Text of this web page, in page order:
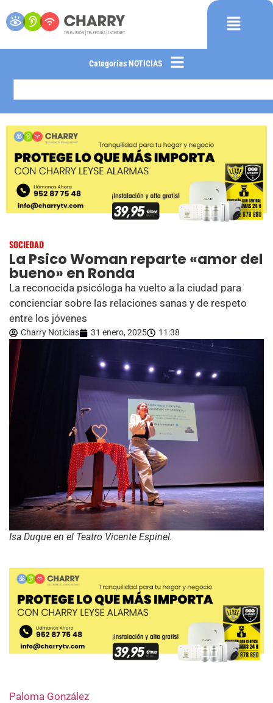
Categorías NOTICIAS
SOCIEDAD
La Psico Woman reparte «amor del
bueno» en Ronda
La reconocida psicóloga ha vuelto a la ciudad para
concienciar sobre las relaciones sanas y de respeto
entre los jóvenes
Charry Noticias 31 enero, 2025 11:38
Isa Duque en el Teatro Vicente Espinel.
Paloma González